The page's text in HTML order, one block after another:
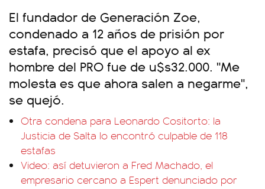
El fundador de Generación Zoe,
condenado a 12 años de prisión por
estafa, precisó que el apoyo al ex
hombre del PRO fue de u$s32.000. "Me
molesta es que ahora salen a negarme",
se quejó.
Otra condena para Leonardo Cositorto: la
Justicia de Salta lo encontró culpable de 118
estafas
Video: así detuvieron a Fred Machado, el
empresario cercano a Espert denunciado por